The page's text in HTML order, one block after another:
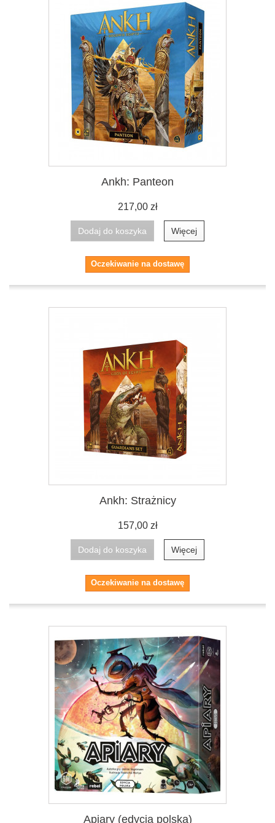
Ankh: Panteon
217,00 zł
Dodaj do koszyka Więcej
Oczekiwanie na dostawę
Ankh: Strażnicy
157,00 zł
Dodaj do koszyka Więcej
Oczekiwanie na dostawę
Apiary (edycja polska)